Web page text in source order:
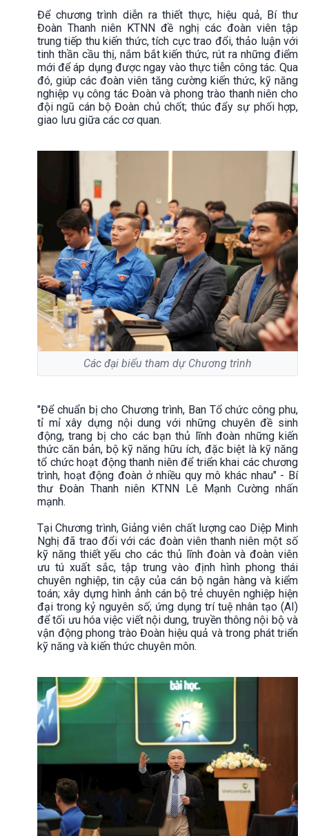
Để chương trình diễn ra thiết thực, hiệu quả, Bí thư
Đoàn Thanh niên KTNN đề nghị các đoàn viên tập
trung tiếp thu kiến thức, tích cực trao đổi, thảo luận với
tinh thần cầu thị, nắm bắt kiến thức, rút ra những điểm
mới để áp dụng được ngay vào thực tiễn công tác. Qua
đó, giúp các đoàn viên tăng cường kiến thức, kỹ năng
nghiệp vụ công tác Đoàn và phong trào thanh niên cho
đội ngũ cán bộ Đoàn chủ chốt; thúc đẩy sự phối hợp,
giao lưu giữa các cơ quan.
Các đại biểu tham dự Chương trình
"Để chuẩn bị cho Chương trình, Ban Tổ chức công phu,
tỉ mỉ xây dựng nội dung với những chuyên đề sinh
động, trang bị cho các bạn thủ lĩnh đoàn những kiến
thức căn bản, bộ kỹ năng hữu ích, đặc biệt là kỹ năng
tổ chức hoạt động thanh niên để triển khai các chương
trình, hoạt động đoàn ở nhiều quy mô khác nhau" - Bí
thư Đoàn Thanh niên KTNN Lê Mạnh Cường nhấn
mạnh.
Tại Chương trình, Giảng viên chất lượng cao Diệp Minh
Nghị đã trao đổi với các đoàn viên thanh niên một số
kỹ năng thiết yếu cho các thủ lĩnh đoàn và đoàn viên
ưu tú xuất sắc, tập trung vào định hình phong thái
chuyên nghiệp, tin cậy của cán bộ ngân hàng và kiểm
toán; xây dựng hình ảnh cán bộ trẻ chuyên nghiệp hiện
đại trong kỷ nguyên số; ứng dụng trí tuệ nhân tạo (AI)
để tối ưu hóa việc viết nội dung, truyền thông nội bộ và
vận động phong trào Đoàn hiệu quả và trong phát triển
kỹ năng và kiến thức chuyên môn.